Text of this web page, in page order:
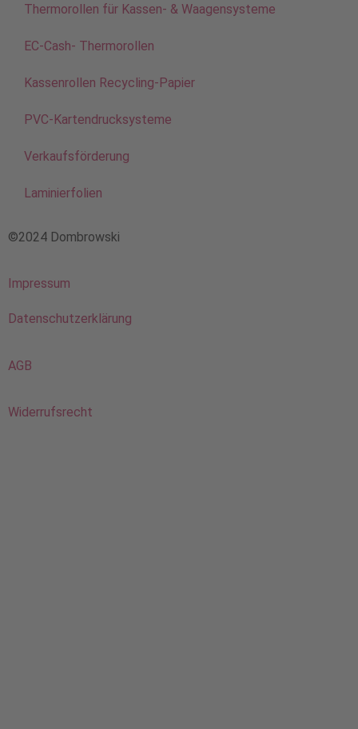
Thermorollen für Kassen- & Waagensysteme
EC-Cash- Thermorollen
Kassenrollen Recycling-Papier
PVC-Kartendrucksysteme
Verkaufsförderung
Laminierfolien
©2024 Dombrowski
Impressum
Datenschutzerklärung
AGB
Widerrufsrecht